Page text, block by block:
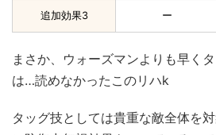
追加効果3 ー
まさか、ウォーズマンよりも早く
は…読めなかったこのリハk
タッグ技としては貴重な敵全体を